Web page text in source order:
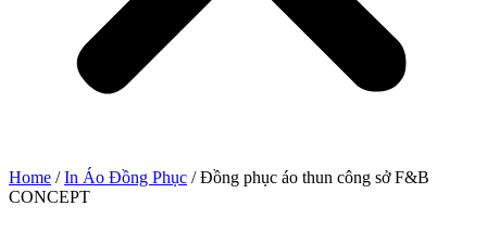
Home /In Áo Đồng Phục / Đồng phục áo thun công sở F&B
CONCEPT